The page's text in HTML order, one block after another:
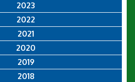
2023
2022
2021
2020
2019
2018